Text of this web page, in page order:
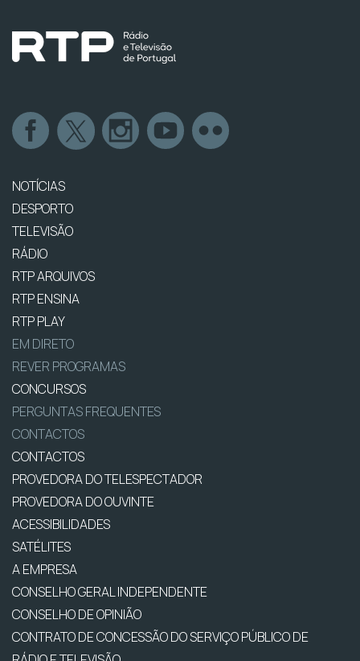
NOTÍCIAS
DESPORTO
TELEVISÃO
RÁDIO
RTP ARQUIVOS
RTP ENSINA
RTP PLAY
EM DIRETO
REVER PROGRAMAS
CONCURSOS
PERGUNTAS FREQUENTES
CONTACTOS
CONTACTOS
PROVEDORA DO TELESPECTADOR
PROVEDORA DO OUVINTE
ACESSIBILIDADES
SATÉLITES
A EMPRESA
CONSELHO GERAL INDEPENDENTE
CONSELHO DE OPINIÃO
CONTRATO DE CONCESSÃO DO SERVIÇO PÚBLICO DE